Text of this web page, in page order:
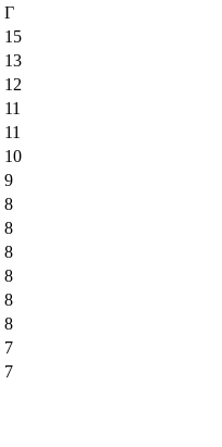
Г
15
13
12
11
11
10
9
8
8
8
8
8
8
7
7